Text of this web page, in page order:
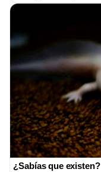
¿Sabías que existen?